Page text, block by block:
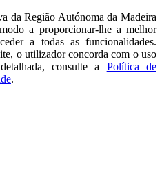
da Região Autónoma da Madeira
a proporcionar-lhe a melhor
a todas as funcionalidades.
o utilizador concorda com o uso
consulte a
Política de
.